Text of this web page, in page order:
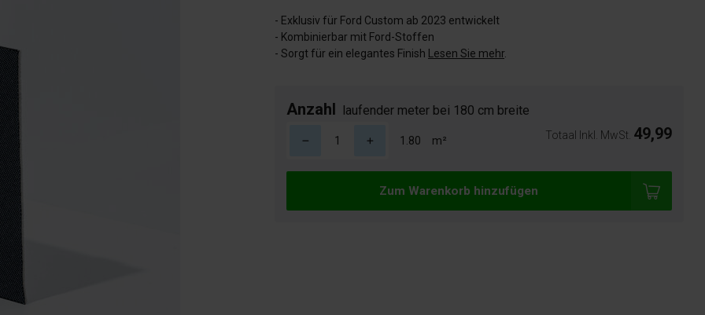
- Exklusiv für Ford Custom ab 2023 entwickelt
- Kombinierbar mit Ford-Stoffen
- Sorgt für ein elegantes Finish
Lesen Sie mehr
Anzahl laufender meter bei 180 cm breite
m² Totaal Inkl. MwSt. 49,99
Zum Warenkorb hinzufügen